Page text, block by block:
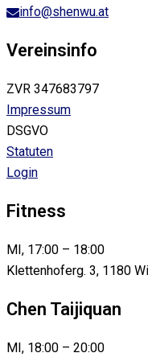
info@shenwu.at
Vereinsinfo
ZVR 347683797
Impressum
DSGVO
Statuten
Login
Fitness
MI, 17:00 – 18:00
Klettenhoferg. 3, 1180
Chen Taijiquan
MI, 18:00 – 20:00